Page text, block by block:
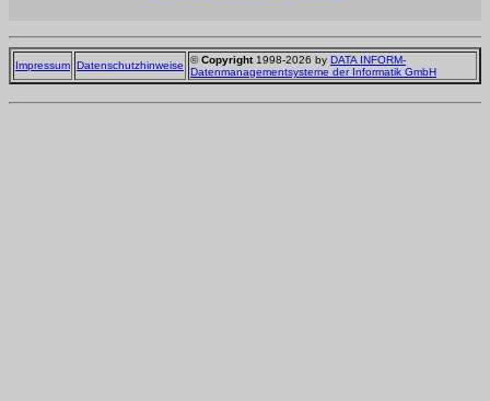
Impressum Datenschutzhinweise ©Copyright1998-2026 by DATA INFORM-
Datenmanagementsysteme der Informatik GmbH